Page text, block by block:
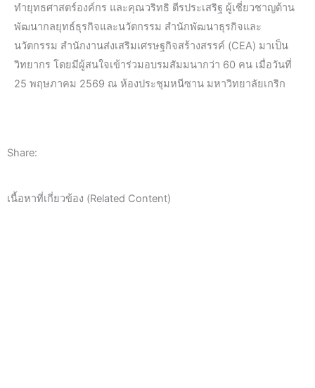
ทํายุทธศาสตร์องค์กร และคุณวริทธิ ตีรประเสริฐ ผู้เชี่ยวชาญด้าน
พัฒนากลยุทธ์ธุรกิจและนวัตกรรม สำนักพัฒนาธุรกิจและ
นวัตกรรม สำนักงานส่งเสริมเศรษฐกิจสร้างสรรค์ (CEA) มาเป็น
วิทยากร โดยมีผู้สนใจเข้าร่วมอบรมสัมมนากว่า 60 คน เมื่อวันที่
25 พฤษภาคม 2569 ณ ห้องประชุมหนีซาน มหาวิทยาลัยเกริก
Share:
เนื้อหาที่เกี่ยวข้อง (Related Content)